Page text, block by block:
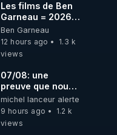
Les films de Ben
Garneau = 2026-
08-08
Ben Garneau
12 hours ago
1.3 k
views
07/08: une
preuve que nous
somme passé en
absurdie une
dictature qui veut
michel lanceur alerte
9 hours ago
1.2 k
views